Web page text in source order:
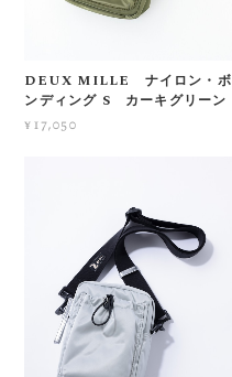
DEUX MILLE ナイロン・ボ
ンディング S カーキグリーン
¥17,050